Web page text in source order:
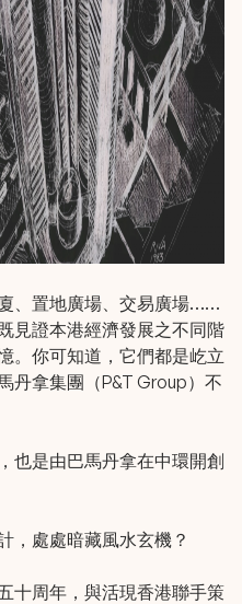
、置地廣場、交易廣場……
見證本港經濟發展之不同階
。你可知道，它們都是屹立
丹拿集團（P&T Group）不
也是由巴馬丹拿在中環開創
，處處暗藏風水玄機？
十周年，與活現香港聯手策